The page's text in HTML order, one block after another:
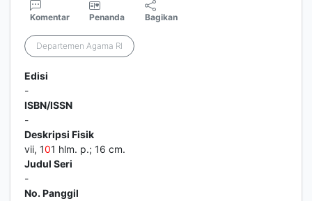
Komentar Penanda Bagikan
Departemen Agama RI
Edisi
-
ISBN/ISSN
-
Deskripsi Fisik
vii, 101 hlm. p.; 16 cm.
Judul Seri
-
No. Panggil